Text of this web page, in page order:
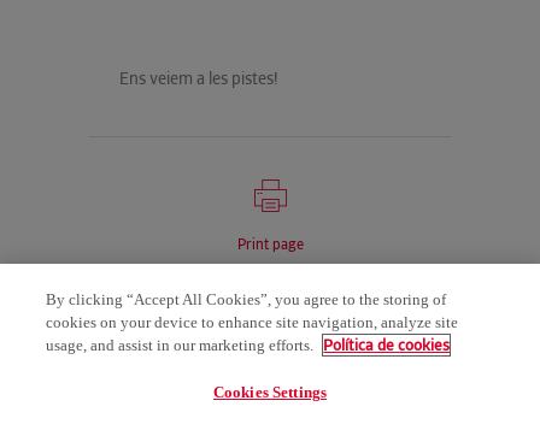
Ens veiem a les pistes!
Print page
By clicking “Accept All Cookies”, you agree to the storing of
cookies on your device to enhance site navigation, analyze site
usage, and assist in our marketing efforts. Política de cookies
Cookies Settings